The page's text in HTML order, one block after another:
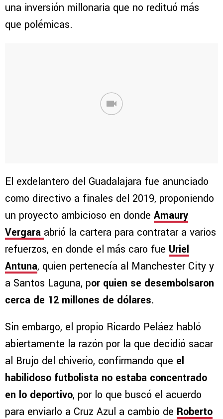
una inversión millonaria que no redituó más
que polémicas.
El exdelantero del Guadalajara fue anunciado
como directivo a finales del 2019, proponiendo
un proyecto ambicioso en donde Amaury
Vergara abrió la cartera para contratar a varios
refuerzos, en donde el más caro fue Uriel
Antuna, quien pertenecía al Manchester City y
a Santos Laguna, por quien se desembolsaron
cerca de 12 millones de dólares.
Sin embargo, el propio Ricardo Peláez habló
abiertamente la razón por la que decidió sacar
al Brujo del chiverío, confirmando que el
habilidoso futbolista no estaba concentrado
en lo deportivo, por lo que buscó el acuerdo
para enviarlo a Cruz Azul a cambio de Roberto